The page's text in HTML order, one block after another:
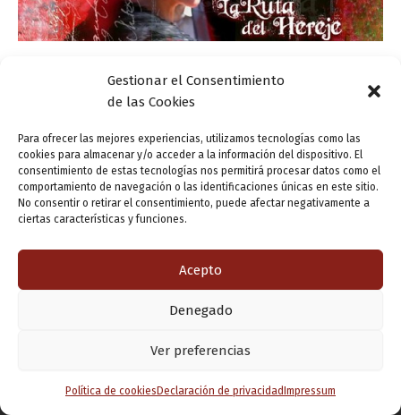
Gestionar el Consentimiento
de las Cookies
Para ofrecer las mejores experiencias, utilizamos tecnologías como las
cookies para almacenar y/o acceder a la información del dispositivo. El
consentimiento de estas tecnologías nos permitirá procesar datos como el
comportamiento de navegación o las identificaciones únicas en este sitio.
No consentir o retirar el consentimiento, puede afectar negativamente a
ciertas características y funciones.
Acepto
Denegado
Ver preferencias
Política de cookies Declaración de privacidad Impressum
«El Hereje» renace en Valladolid
ensutinta 8 mayo, 2013
Valladolid acogerá durante este fin de semana la “Ruta
del Hereje”, escenificación teatral de la obra homónima
del escritor vallisoletano Miguel Delibes. La vida de
Cipriano Salcedo regresa a nuestro […]
Copyright © 2026 Valladolid en su titna